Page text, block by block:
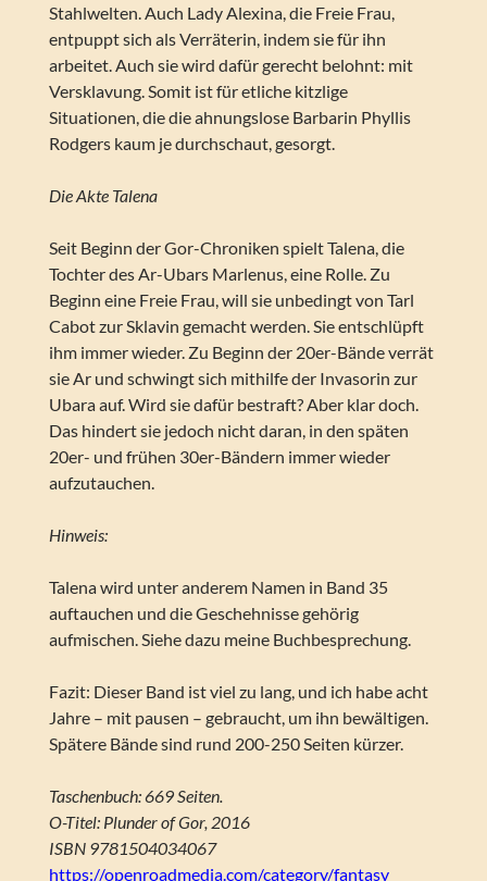
Stahlwelten. Auch Lady Alexina, die Freie Frau,
entpuppt sich als Verräterin, indem sie für ihn
arbeitet. Auch sie wird dafür gerecht belohnt: mit
Versklavung. Somit ist für etliche kitzlige
Situationen, die die ahnungslose Barbarin Phyllis
Rodgers kaum je durchschaut, gesorgt.
Die Akte Talena
Seit Beginn der Gor-Chroniken spielt Talena, die
Tochter des Ar-Ubars Marlenus, eine Rolle. Zu
Beginn eine Freie Frau, will sie unbedingt von Tarl
Cabot zur Sklavin gemacht werden. Sie entschlüpft
ihm immer wieder. Zu Beginn der 20er-Bände verrät
sie Ar und schwingt sich mithilfe der Invasorin zur
Ubara auf. Wird sie dafür bestraft? Aber klar doch.
Das hindert sie jedoch nicht daran, in den späten
20er- und frühen 30er-Bändern immer wieder
aufzutauchen.
Hinweis:
Talena wird unter anderem Namen in Band 35
auftauchen und die Geschehnisse gehörig
aufmischen. Siehe dazu meine Buchbesprechung.
Fazit: Dieser Band ist viel zu lang, und ich habe acht
Jahre – mit pausen – gebraucht, um ihn bewältigen.
Spätere Bände sind rund 200-250 Seiten kürzer.
Taschenbuch: 669 Seiten.
O-Titel: Plunder of Gor, 2016
ISBN 9781504034067
https://openroadmedia.com/category/fantasy